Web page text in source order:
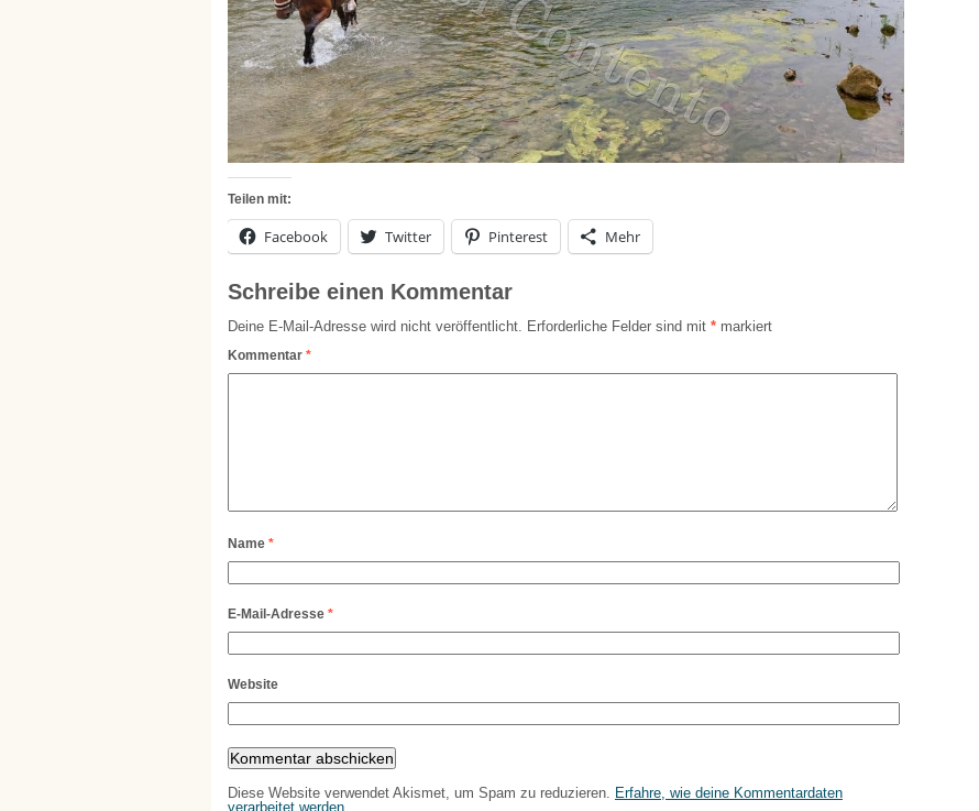
Teilen mit:
Facebook Twitter Pinterest Mehr
Schreibe einen Kommentar
Deine E-Mail-Adresse wird nicht veröffentlicht. Erforderliche Felder sind mit * markiert
Kommentar *
Name *
E-Mail-Adresse *
Website
Diese Website verwendet Akismet, um Spam zu reduzieren. Erfahre, wie deine Kommentardaten
verarbeitet werden.